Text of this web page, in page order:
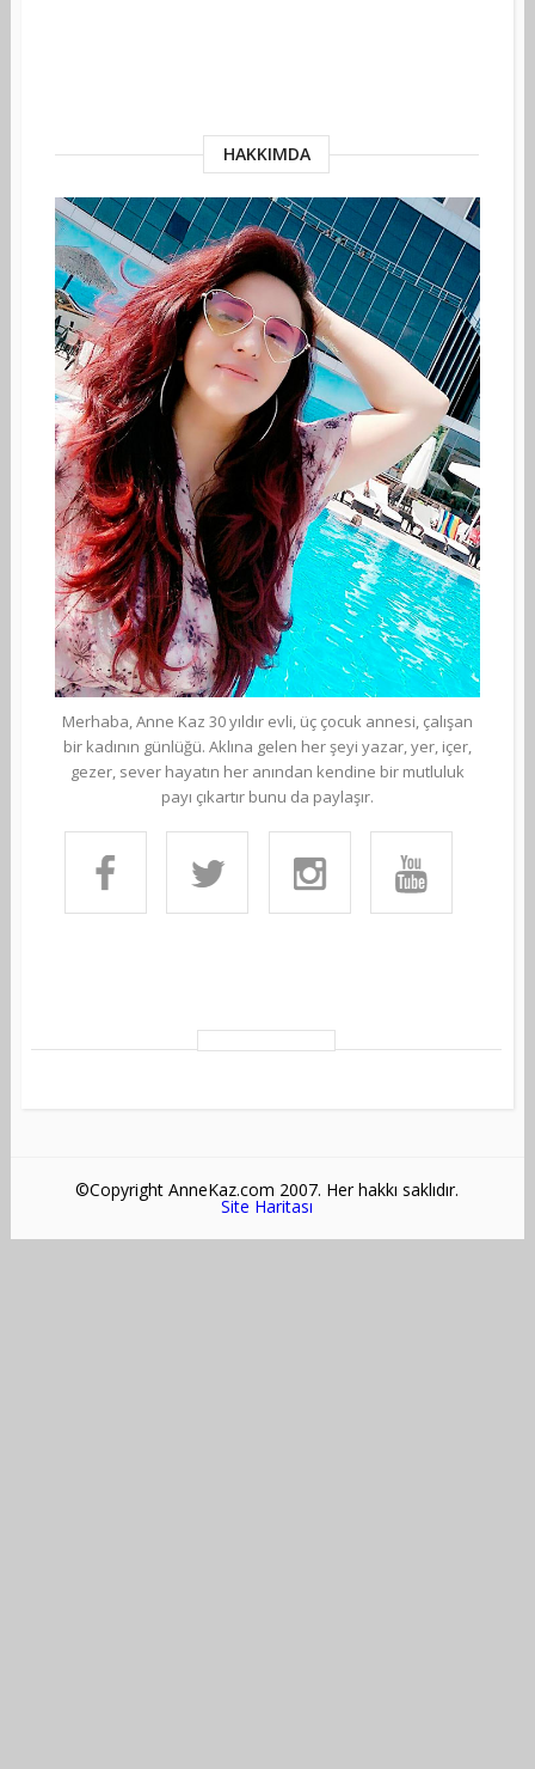
HAKKIMDA
Merhaba, Anne Kaz 30 yıldır evli, üç çocuk annesi, çalışan
bir kadının günlüğü. Aklına gelen her şeyi yazar, yer, içer,
gezer, sever hayatın her anından kendine bir mutluluk
payı çıkartır bunu da paylaşır.
©Copyright AnneKaz.com 2007. Her hakkı saklıdır.
Site Haritası